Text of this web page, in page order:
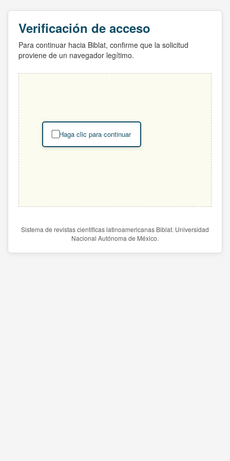
Verificación de acceso
Para continuar hacia Biblat, confirme que la solicitud
proviene de un navegador legítimo.
Haga clic para continuar
Sistema de revistas científicas latinoamericanas Biblat. Universidad
Nacional Autónoma de México.